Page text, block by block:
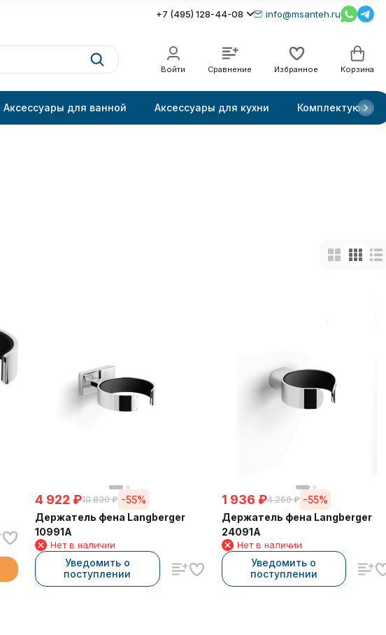
+7 (495) 128-44-08 info@msanteh.ru
Войти Сравнение Избранное Корзина
Аксессуары для ванной Аксессуары для кухни Комплектующие
4 922 ₽10 830 ₽ -55%
Держатель фена Langberger
10991A
Нет в наличии
Уведомить о
поступлении
1 936 ₽4 260 ₽ -55%
Держатель фена Langberger
24091A
Нет в наличии
Уведомить о
поступлении